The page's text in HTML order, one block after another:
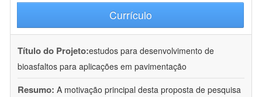
Currículo
Título do Projeto:estudos para desenvolvimento de
bioasfaltos para aplicações em pavimentação
Resumo: A motivação principal desta proposta de pesquisa